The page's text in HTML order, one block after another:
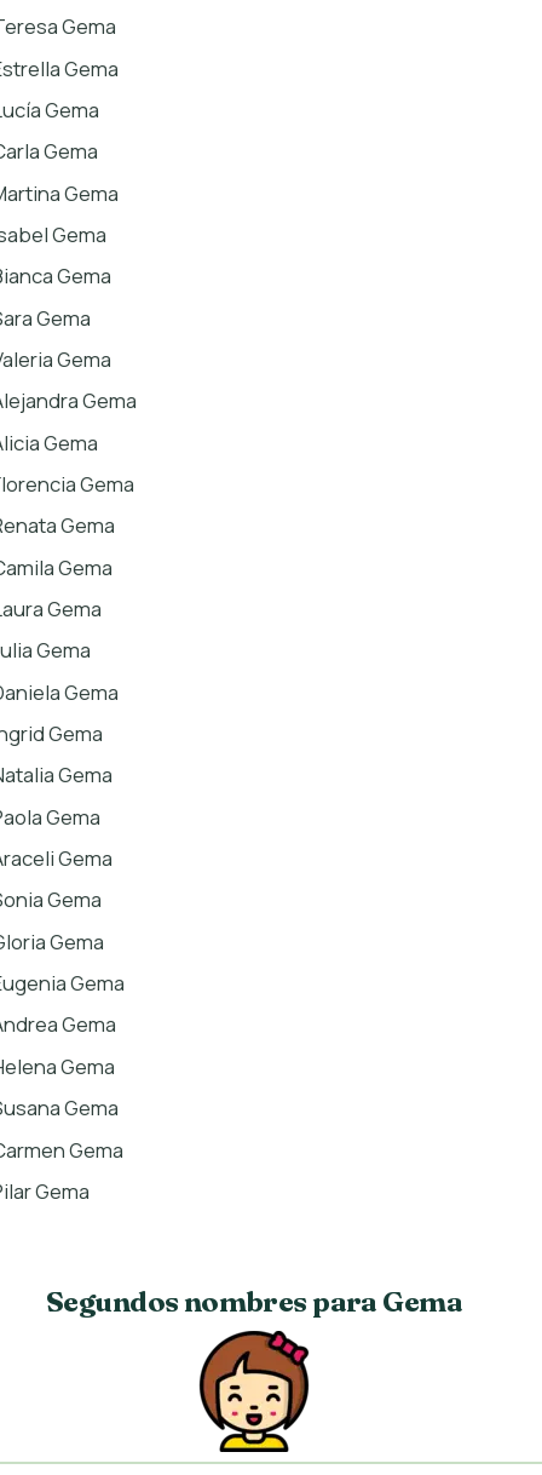
Gema
Gema
Gema
Gema
Gema
Gema
Gema
Gema
Gema
Gema
Gema
Gema
Gema
Gema
Gema
Gema
Gema
Gema
Gema
Gema
Gema
Gema
Gema
Gema
Gema
Gema
Gema
Gema
Gema
Segundos nombres para Gema